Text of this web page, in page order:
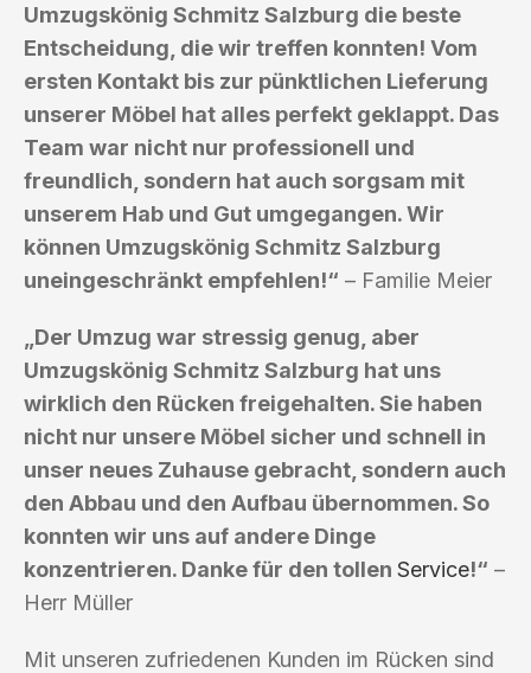
Umzugskönig Schmitz Salzburg die beste
Entscheidung, die wir treffen konnten! Vom
ersten Kontakt bis zur pünktlichen Lieferung
unserer Möbel hat alles perfekt geklappt. Das
Team war nicht nur professionell und
freundlich, sondern hat auch sorgsam mit
unserem Hab und Gut umgegangen. Wir
können Umzugskönig Schmitz Salzburg
uneingeschränkt empfehlen!“ – Familie Meier
„Der Umzug war stressig genug, aber
Umzugskönig Schmitz Salzburg hat uns
wirklich den Rücken freigehalten. Sie haben
nicht nur unsere Möbel sicher und schnell in
unser neues Zuhause gebracht, sondern auch
den Abbau und den Aufbau übernommen. So
konnten wir uns auf andere Dinge
konzentrieren. Danke für den tollen Service!“ –
Herr Müller
Mit unseren zufriedenen Kunden im Rücken sind